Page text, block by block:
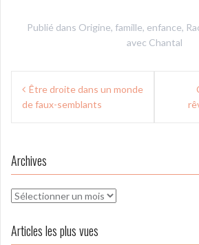
Publié dans Origine, famille, enfance,
avec Chantal
Navigation
deÊtre droite dans un monde
de faux-semblants
Archives
Archives
Articles les plus vues